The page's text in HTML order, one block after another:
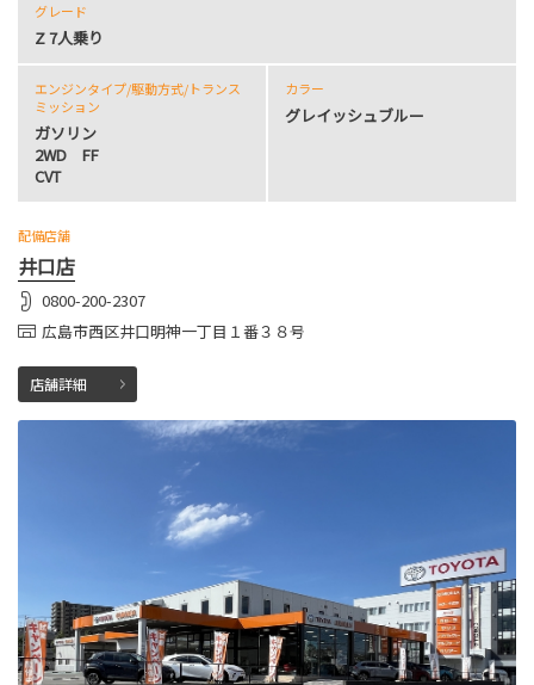
グレード
Z 7人乗り
エンジンタイプ/駆動方式/トランス
ミッション
ガソリン
2WD FF
CVT
カラー
グレイッシュブルー
配備店舗
井口店
0800-200-2307
広島市西区井口明神一丁目１番３８号
店舗詳細